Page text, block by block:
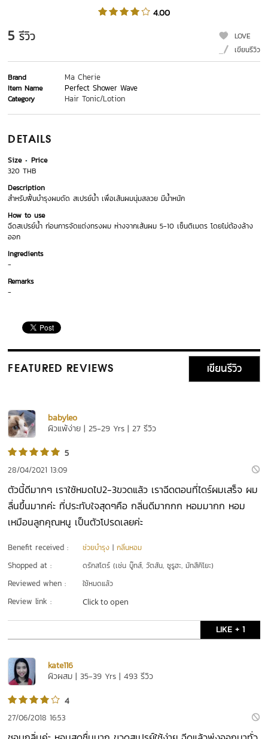
4.00
5 รีวิว
LOVE
เขียนรีวิว
Brand Ma Cherie
Item Name Perfect Shower Wave
Category Hair Tonic/Lotion
DETAILS
Size
Price
320 THB
Description
สำหรับฟื้นบำรุงผมดัด สเปรย์น้ำ เพื่อเส้นผมนุ่มสลวย มีน้ำหนัก
How to use
ฉีดสเปรย์น้ำ ก่อนการจัดแต่งทรงผม ห่างจากเส้นผม 5-10 เซ็นติเมตร โดยไม่ต้องล้าง
ออก
Ingredients
-
Remarks
-
FEATURED REVIEWS เขียนรีวิว
babyleo
ผิวแพ้ง่าย | 25-29 Yrs | 27 รีวิว
5
28/04/2021 13:09
ตัวนี้ดีมากๆ เราใช้หมดไป2-3ขวดแล้ว เราฉีดตอนที่ไดร์ผมเสร็จ ผม
ลื่นขึ้นมากค่ะ ที่ประทับใจสุดๆคือ กลิ่นดีมากกก หอมมากก หอม
เหมือนลูกคุณหนู เป็นตัวโปรดเลยค่ะ
Benefit received : ช่วยบำรุง |กลิ่นหอม
Shopped at : ดรักสโตร์ (เช่น บู๊ทส์, วัตสัน, ซูรูฮะ, มัทสึคิโยะ)
Reviewed when : ใช้หมดแล้ว
Review link : Click to open
LIKE + 1
kate116
ผิวผสม | 35-39 Yrs | 493 รีวิว
4
27/06/2018 16:53